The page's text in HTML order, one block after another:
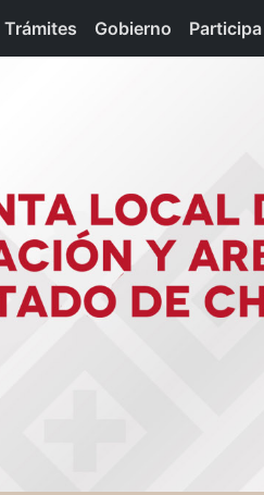
Trámites Gobierno Participa